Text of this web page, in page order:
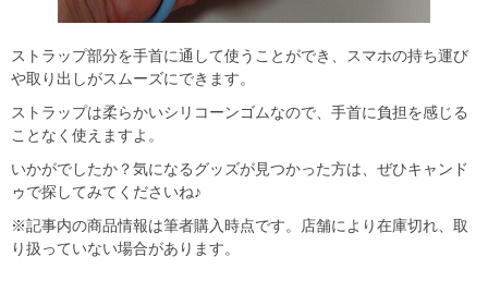
ストラップ部分を手首に通して使うことができ、スマホの持ち運び
や取り出しがスムーズにできます。
ストラップは柔らかいシリコーンゴムなので、手首に負担を感じる
ことなく使えますよ。
いかがでしたか？気になるグッズが見つかった方は、ぜひキャンド
ゥで探してみてくださいね♪
※記事内の商品情報は筆者購入時点です。店舗により在庫切れ、取
り扱っていない場合があります。